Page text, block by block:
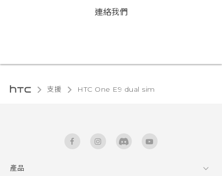
連絡我們
支援 HTC One E9 dual sim‎
產品